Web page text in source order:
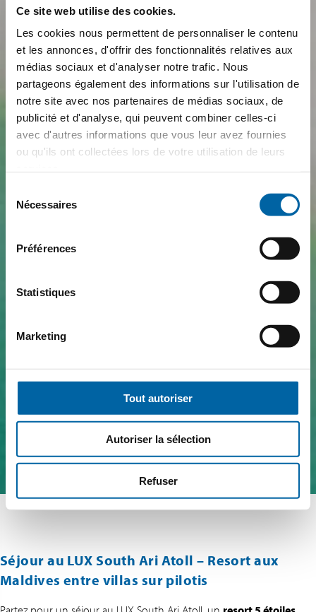
Ce site web utilise des cookies.
Les cookies nous permettent de personnaliser le contenu
et les annonces, d'offrir des fonctionnalités relatives aux
médias sociaux et d'analyser notre trafic. Nous
partageons également des informations sur l'utilisation de
notre site avec nos partenaires de médias sociaux, de
publicité et d'analyse, qui peuvent combiner celles-ci
avec d'autres informations que vous leur avez fournies
ou qu'ils ont collectées lors de votre utilisation de leurs
Nécessaires
Préférences
Statistiques
Marketing
Tout autoriser
Autoriser la sélection
Refuser
Séjour au LUX South Ari Atoll – Resort aux
Maldives entre villas sur pilotis